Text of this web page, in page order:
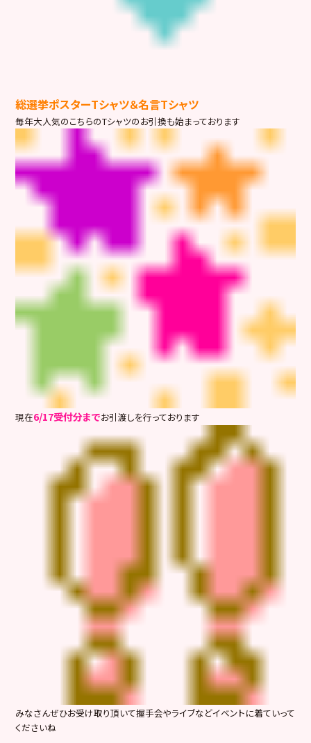
総選挙ポスターTシャツ＆名言Tシャツ
毎年大人気のこちらのTシャツのお引換も始まっております
現在6/17受付分までお引渡しを行っております
みなさんぜひお受け取り頂いて握手会やライブなどイベントに着ていって
くださいね